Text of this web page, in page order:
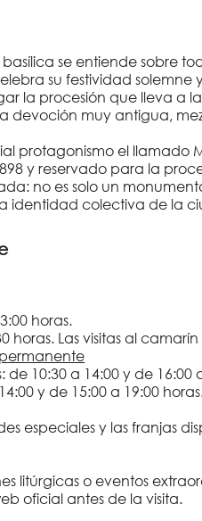
se entiende sobre
su festividad
la procesión que lleva a
devoción muy antigua,
protagonismo el
y reservado para la
no es solo un
identidad colectiva de la
horas.
horas. Las visitas al
10:30 a 14:00 y de 16:00
y de 15:00 a 19:00
especiales y las franjas
litúrgicas o eventos
oficial antes de la visita.